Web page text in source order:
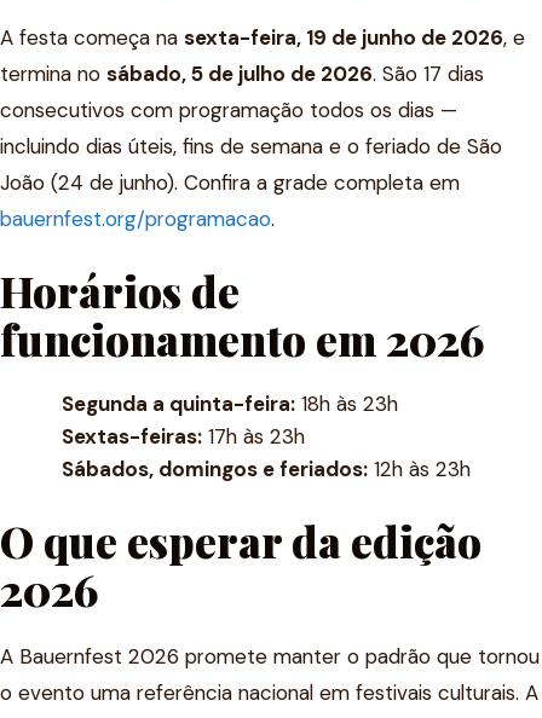
A festa começa na sexta-feira, 19 de junho de 2026, e
termina no sábado, 5 de julho de 2026. São 17 dias
consecutivos com programação todos os dias —
incluindo dias úteis, fins de semana e o feriado de São
João (24 de junho). Confira a grade completa em
bauernfest.org/programacao.
Horários de
funcionamento em 2026
Segunda a quinta-feira: 18h às 23h
Sextas-feiras: 17h às 23h
Sábados, domingos e feriados: 12h às 23h
O que esperar da edição
2026
A Bauernfest 2026 promete manter o padrão que tornou
o evento uma referência nacional em festivais culturais. A